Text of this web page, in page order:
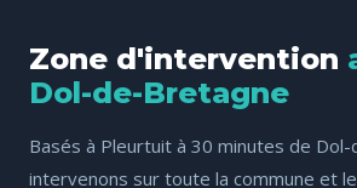
Zone d'intervention
Dol-de-Bretagne
Basés à Pleurtuit à 30 minutes de
intervenons sur toute la commune et